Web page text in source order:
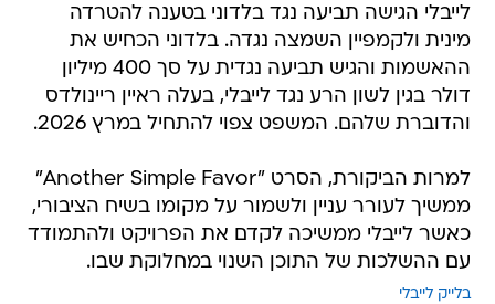
לייבלי הגישה תביעה נגד בלדוני בטענה להטרדה
מינית ולקמפיין השמצה נגדה. בלדוני הכחיש את
ההאשמות והגיש תביעה נגדית על סך 400 מיליון
דולר בגין לשון הרע נגד לייבלי, בעלה ראיין ריינולדס
והדוברת שלהם. המשפט צפוי להתחיל במרץ 2026.
למרות הביקורת, הסרט "Another Simple Favor"
ממשיך לעורר עניין ולשמור על מקומו בשיח הציבורי,
כאשר לייבלי ממשיכה לקדם את הפרויקט ולהתמודד
עם ההשלכות של התוכן השנוי במחלוקת שבו.
בלייק לייבלי